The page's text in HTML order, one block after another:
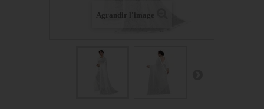
Agrandir l'image